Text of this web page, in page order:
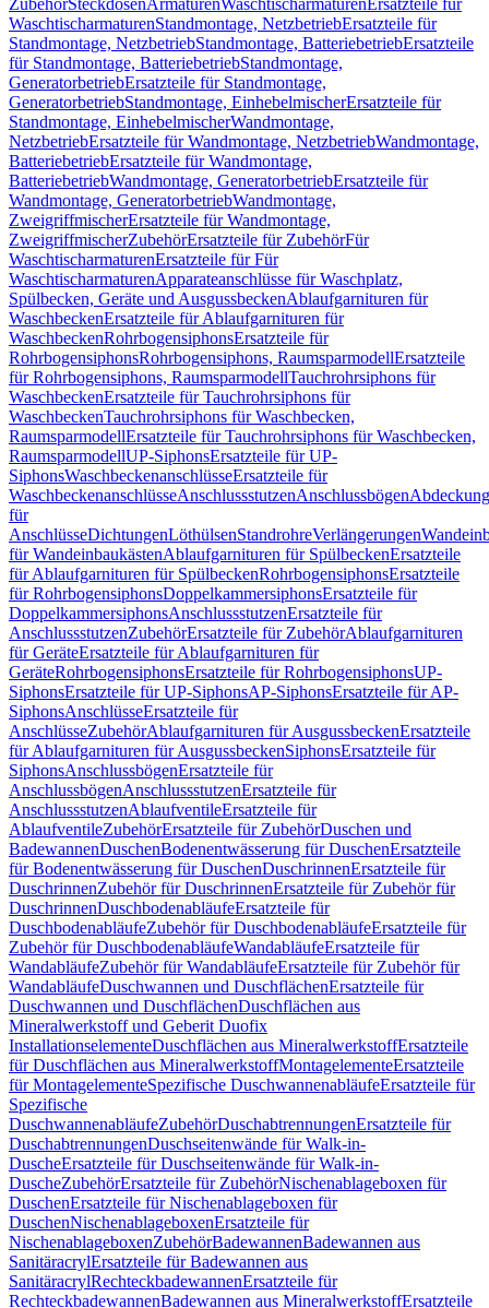
ZubehörSteckdosenArmaturenWaschtischarmaturen Ersatzteile für
WaschtischarmaturenStandmontage, NetzbetriebErsatzteile für
Standmontage, NetzbetriebStandmontage, BatteriebetriebErsatzteile
für Standmontage, BatteriebetriebStandmontage,
GeneratorbetriebErsatzteile für Standmontage,
GeneratorbetriebStandmontage, EinhebelmischerErsatzteile für
Standmontage, EinhebelmischerWandmontage,
NetzbetriebErsatzteile für Wandmontage, NetzbetriebWandmontage,
BatteriebetriebErsatzteile für Wandmontage,
BatteriebetriebWandmontage, GeneratorbetriebErsatzteile für
Wandmontage, GeneratorbetriebWandmontage,
ZweigriffmischerErsatzteile für Wandmontage,
ZweigriffmischerZubehörErsatzteile für ZubehörFür
WaschtischarmaturenErsatzteile für Für
WaschtischarmaturenApparateanschlüsse für Waschplatz,
Spülbecken, Geräte und AusgussbeckenAblaufgarnituren für
WaschbeckenErsatzteile für Ablaufgarnituren für
WaschbeckenRohrbogensiphonsErsatzteile für
RohrbogensiphonsRohrbogensiphons, RaumsparmodellErsatzteile
für Rohrbogensiphons, RaumsparmodellTauchrohrsiphons für
WaschbeckenErsatzteile für Tauchrohrsiphons für
WaschbeckenTauchrohrsiphons für Waschbecken,
RaumsparmodellErsatzteile für Tauchrohrsiphons für Waschbecken,
RaumsparmodellUP-SiphonsErsatzteile für UP-
SiphonsWaschbeckenanschlüsseErsatzteile für
WaschbeckenanschlüsseAnschlussstutzenAnschlussbögen
für
AnschlüsseDichtungenLöthülsenStandrohreVerlängerungen
für WandeinbaukästenAblaufgarnituren für SpülbeckenErsatzteile
für Ablaufgarnituren für SpülbeckenRohrbogensiphonsErsatzteile
für RohrbogensiphonsDoppelkammersiphonsErsatzteile für
DoppelkammersiphonsAnschlussstutzenErsatzteile für
AnschlussstutzenZubehörErsatzteile für ZubehörAblaufgarnituren
für GeräteErsatzteile für Ablaufgarnituren für
GeräteRohrbogensiphonsErsatzteile für RohrbogensiphonsUP-
SiphonsErsatzteile für UP-SiphonsAP-SiphonsErsatzteile für AP-
SiphonsAnschlüsseErsatzteile für
AnschlüsseZubehörAblaufgarnituren für AusgussbeckenErsatzteile
für Ablaufgarnituren für AusgussbeckenSiphonsErsatzteile für
SiphonsAnschlussbögenErsatzteile für
AnschlussbögenAnschlussstutzenErsatzteile für
AnschlussstutzenAblaufventileErsatzteile für
AblaufventileZubehörErsatzteile für ZubehörDuschen und
BadewannenDuschenBodenentwässerung für DuschenErsatzteile
für Bodenentwässerung für DuschenDuschrinnenErsatzteile für
DuschrinnenZubehör für DuschrinnenErsatzteile für Zubehör für
DuschrinnenDuschbodenabläufeErsatzteile für
DuschbodenabläufeZubehör für DuschbodenabläufeErsatzteile für
Zubehör für DuschbodenabläufeWandabläufeErsatzteile für
WandabläufeZubehör für WandabläufeErsatzteile für Zubehör für
WandabläufeDuschwannen und DuschflächenErsatzteile für
Duschwannen und DuschflächenDuschflächen aus
Mineralwerkstoff und Geberit Duofix
InstallationselementeDuschflächen aus MineralwerkstoffErsatzteile
für Duschflächen aus MineralwerkstoffMontagelementeErsatzteile
für MontagelementeSpezifische DuschwannenabläufeErsatzteile für
Spezifische
DuschwannenabläufeZubehörDuschabtrennungenErsatzteile für
DuschabtrennungenDuschseitenwände für Walk-in-
DuscheErsatzteile für Duschseitenwände für Walk-in-
DuscheZubehörErsatzteile für ZubehörNischenablageboxen für
DuschenErsatzteile für Nischenablageboxen für
DuschenNischenablageboxenErsatzteile für
NischenablageboxenZubehörBadewannenBadewannen aus
SanitäracrylErsatzteile für Badewannen aus
SanitäracrylRechteckbadewannenErsatzteile für
RechteckbadewannenBadewannen aus MineralwerkstoffErsatzteile